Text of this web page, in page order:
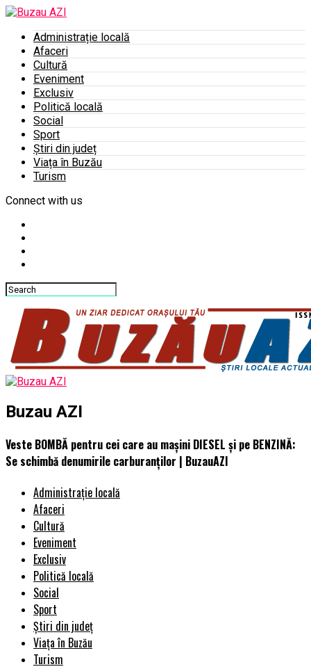
Administrație locală
Afaceri
Cultură
Eveniment
Exclusiv
Politică locală
Social
Sport
Știri din județ
Viața în Buzău
Turism
Connect with us
Buzau AZI
Veste BOMBĂ pentru cei care au mașini DIESEL și pe BENZINĂ:
Se schimbă denumirile carburanţilor | BuzauAZI
Administrație locală
Afaceri
Cultură
Eveniment
Exclusiv
Politică locală
Social
Sport
Știri din județ
Viața în Buzău
Turism